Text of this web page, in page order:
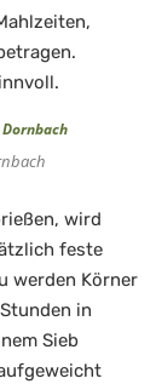
wird
feste
werden Körner
in
Sieb